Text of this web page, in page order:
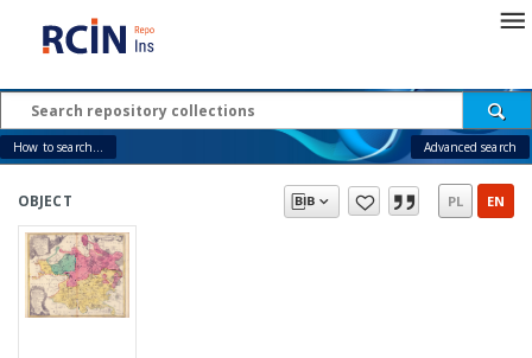
How to search... Advanced search
OBJECT PL EN